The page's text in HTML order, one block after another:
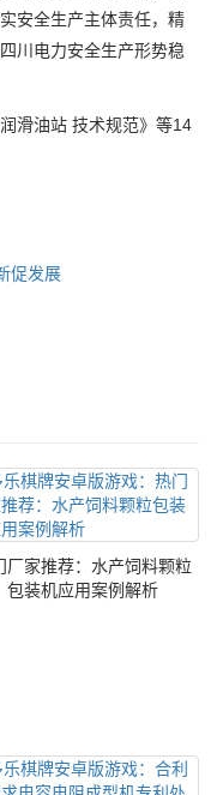
安全生产主体责任，精
川电力安全生产形势稳
滑油站 技术规范》等14
促发展
厂家推荐：水产饲料颗粒
包装机应用案例解析